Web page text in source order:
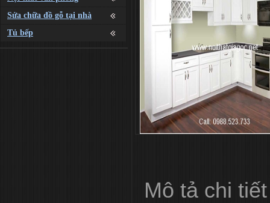
Sửa chữa đồ gỗ tại nhà
Tủ bếp
Mô tả chi tiết